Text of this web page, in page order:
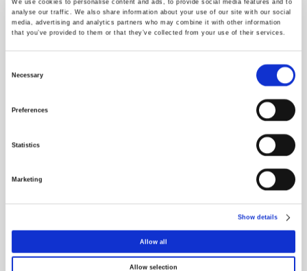
We use cookies to personalise content and ads, to provide social media features and to
analyse our traffic. We also share information about your use of our site with our social
media, advertising and analytics partners who may combine it with other information
that you’ve provided to them or that they’ve collected from your use of their services.
Necessary
Preferences
Statistics
Marketing
Show details
Allow all
Allow selection
ORQUESTRA - CENTRAL
ORQUESTRA - COMANDOS